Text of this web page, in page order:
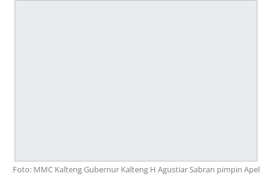
Foto: MMC Kalteng Gubernur Kalteng H Agustiar Sabran pimpin Apel